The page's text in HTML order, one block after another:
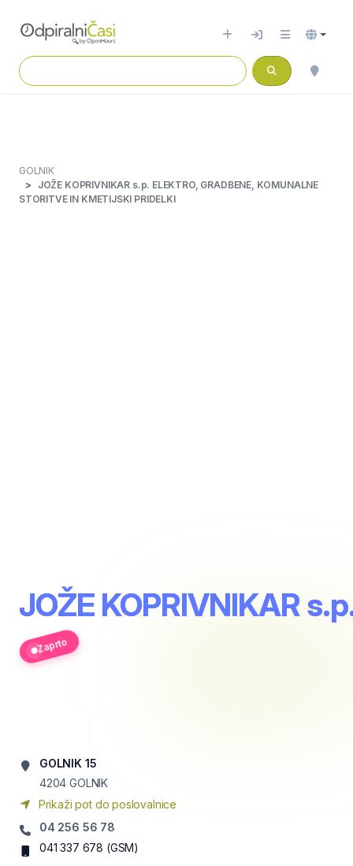
GOLNIK
JOŽE KOPRIVNIKAR s.p. ELEKTRO, GRADBENE, KOMUNALNE
STORITVE IN KMETIJSKI PRIDELKI
JOŽE KOPRIVNIKAR
Zaprto
GOLNIK 15
4204 GOLNIK
Prikaži pot do poslovalnice
04 256 56 78
041 337 678 (GSM)